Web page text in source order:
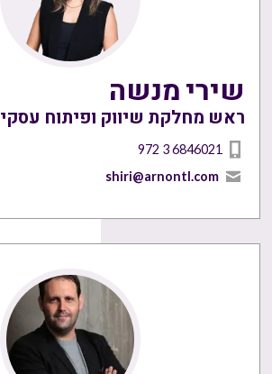
שירי מנשה
ראש מחלקת שיווק ופיתוח עסקי
972 3 6846021
shiri@arnontl.com